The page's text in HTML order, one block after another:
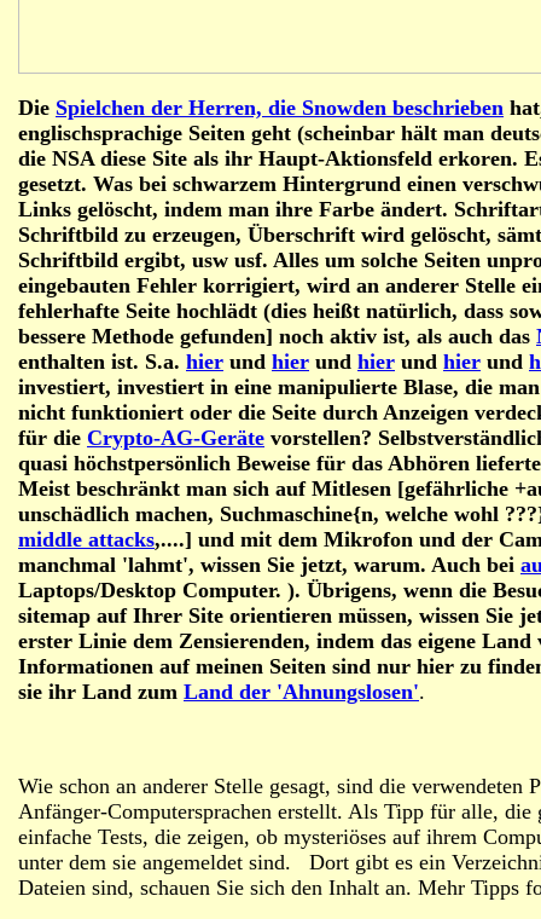
Die Spielchen der Herren, die Snowden beschrieben
englischsprachige Seiten geht (scheinbar hält man
die NSA diese Site als ihr Haupt-Aktionsfeld erkoren.
gesetzt. Was bei schwarzem Hintergrund einen
Links gelöscht, indem man ihre Farbe ändert.
Schriftbild zu erzeugen, Überschrift wird gelöscht,
Schriftbild ergibt, usw usf. Alles um solche Seiten
eingebauten Fehler korrigiert, wird an anderer Stelle
fehlerhafte Seite hochlädt (dies heißt natürlich, dass
bessere Methode gefunden] noch aktiv ist, als auch das
enthalten ist. S.a. hier und hier und hier und hier und
investiert, investiert in eine manipulierte Blase, die
nicht funktioniert oder die Seite durch Anzeigen
für die Crypto-AG-Geräte vorstellen?
quasi höchstpersönlich Beweise für das Abhören
Meist beschränkt man sich auf Mitlesen [gefährliche
unschädlich machen, Suchmaschine{n, welche wohl
middle attacks,....] und mit dem Mikrofon und der
manchmal 'lahmt', wissen Sie jetzt, warum. Auch bei
Laptops/Desktop Computer. ). Übrigens, wenn die
sitemap auf Ihrer Site orientieren müssen, wissen Sie
erster Linie dem Zensierenden, indem das eigene
Informationen auf meinen Seiten sind nur hier zu
sie ihr Land zum Land der 'Ahnungslosen'.
Wie schon an anderer Stelle gesagt, sind die
Anfänger-Computersprachen erstellt. Als Tipp für alle,
einfache Tests, die zeigen, ob mysteriöses auf ihrem
unter dem sie angemeldet sind. Dort gibt es ein
Dateien sind, schauen Sie sich den Inhalt an. Mehr Tipps